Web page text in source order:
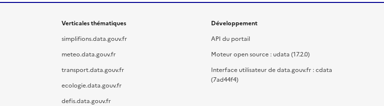
Verticales thématiques
simplifions.data.gouv.fr
meteo.data.gouv.fr
transport.data.gouv.fr
ecologie.data.gouv.fr
defis.data.gouv.fr
Développement
API du portail
Moteur open source : udata (17.2.0)
Interface utilisateur de data.gouv.fr : cdata
(7ad44f4)